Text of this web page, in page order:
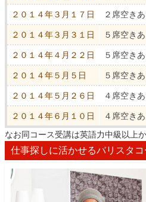
２０１４年３月１７日 ２席空きあ
２０１４年３月３１日 ５席空きあ
２０１４年４月２２日 ５席空きあ
２０１４年５月５日 ５席空きあ
２０１４年５月２６日 ４席空きあ
２０１４年６月１０日
４席空きあ
なお同コース受講は英語力中級以上
仕事探しに活かせるバリスタコ